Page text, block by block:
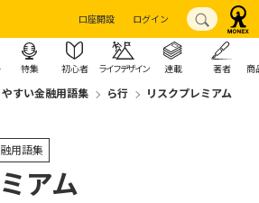
口座開設 ログイン
特集 初心者 ライフデザイン 連載 著者 商
すい金融用語集 ら行 リスクプレミアム
用語集
アム